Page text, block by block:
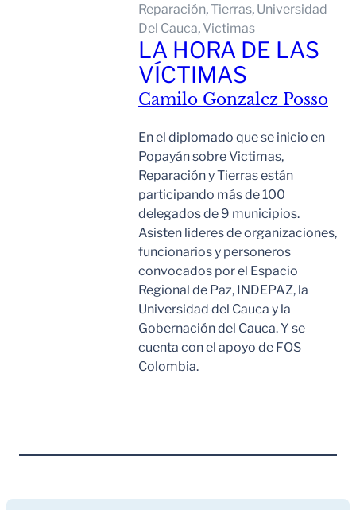
Reparación, Tierras, Universidad
Del Cauca, Victimas
LA HORA DE LAS
VÍCTIMAS
Camilo Gonzalez Posso
En el diplomado que se inicio en
Popayán sobre Victimas,
Reparación y Tierras están
participando más de 100
delegados de 9 municipios.
Asisten lideres de organizaciones,
funcionarios y personeros
convocados por el Espacio
Regional de Paz, INDEPAZ, la
Universidad del Cauca y la
Gobernación del Cauca. Y se
cuenta con el apoyo de FOS
Colombia.